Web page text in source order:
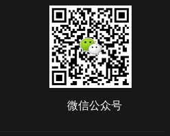
微信公众号